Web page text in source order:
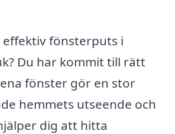
fönsterputs i
Du har kommit till rätt
fönster gör en stor
hemmets utseende och
dig att hitta